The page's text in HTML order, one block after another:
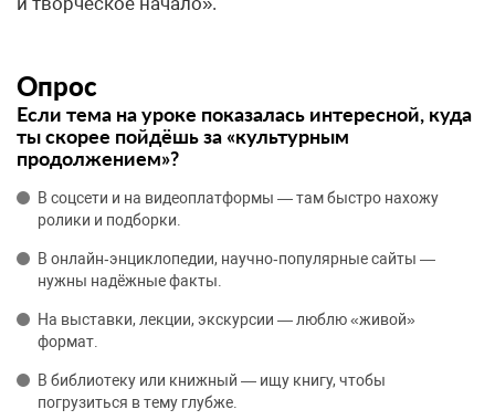
Опрос
Если тема на уроке показалась интересной, куда
ты скорее пойдёшь за «культурным
продолжением»?
В соцсети и на видеоплатформы — там быстро нахожу
ролики и подборки.
В онлайн‑энциклопедии, научно‑популярные сайты —
нужны надёжные факты.
На выставки, лекции, экскурсии — люблю «живой»
формат.
В библиотеку или книжный — ищу книгу, чтобы
погрузиться в тему глубже.